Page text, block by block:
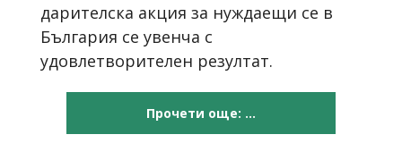
дарителска акция за нуждаещи се в
България се увенча с
удовлетворителен резултат.
Прочети още: ...